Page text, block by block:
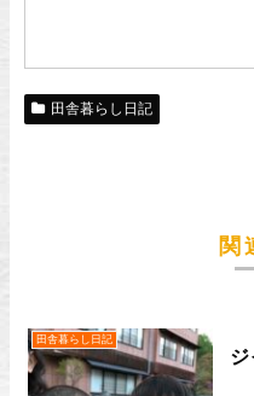
田舎暮らし日記
関
田舎暮らし日記
ジ